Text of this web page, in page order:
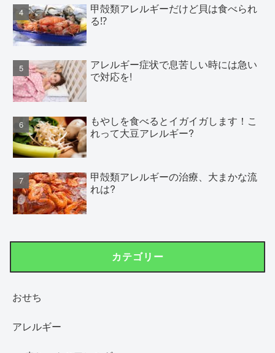
甲殻類アレルギーだけど貝は食べられ
る⁉
アレルギー症状で息苦しい時には急い
で対応を!
もやしを食べるとイガイガします！こ
れって大豆アレルギー?
甲殻類アレルギーの治療、大まかな流
れは?
カテゴリー
おせち
アレルギー